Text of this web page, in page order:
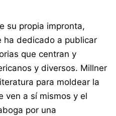
su propia impronta,
ha dedicado a publicar
que centran y
y diversos. Millner
para moldear la
ven a sí mismos y el
por una